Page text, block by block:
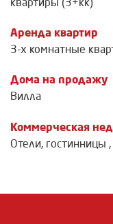
Аренда квартир
3-х комнатные
Дома на продажу
Вилла
Коммерческая
Отели, гостинницы ,